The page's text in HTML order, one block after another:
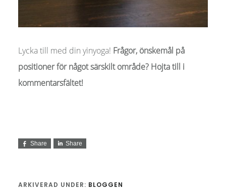
Lycka till med din yinyoga! Frågor, önskemål på
positioner för något särskilt område? Hojta till i
kommentarsfältet!
Share Share
ARKIVERAD UNDER: BLOGGEN